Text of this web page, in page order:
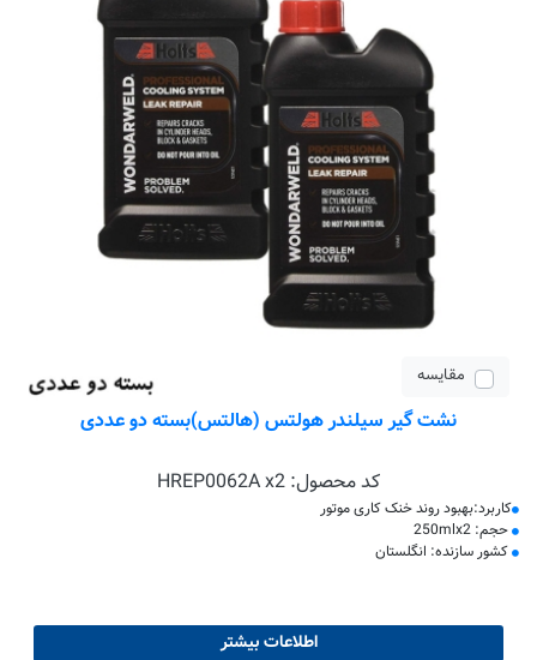
مقایسه
نشت گیر سیلندر هولتس (هالتس)بسته دو عددی
کد محصول: HREP0062A x2
کاربرد:بهبود روند خنک کاری موتور
حجم: 250mlx2
کشور سازنده: انگلستان
اطلاعات بیشتر